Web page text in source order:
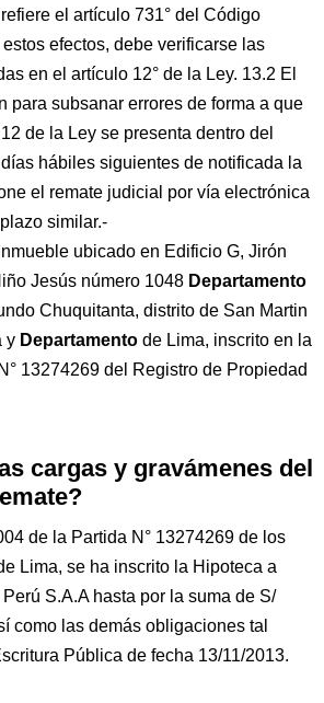
el artículo 731° del Código
efectos, debe verificarse las
en el artículo 12° de la Ley. 13.2 El
para subsanar errores de forma a que
de la Ley se presenta dentro del
hábiles siguientes de notificada la
el remate judicial por vía electrónica
similar.-
ubicado en Edificio G, Jirón
Jesús número 1048 Departamento
Chuquitanta, distrito de San Martin
y Departamento de Lima, inscrito en la
13274269 del Registro de Propiedad
cargas y gravámenes del
de la Partida N° 13274269 de los
Lima, se ha inscrito la Hipoteca a
S.A.A hasta por la suma de S/
como las demás obligaciones tal
Pública de fecha 13/11/2013.